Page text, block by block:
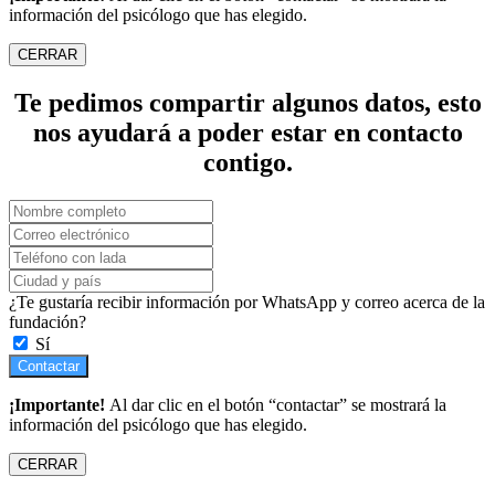
información del psicólogo que has elegido.
CERRAR
Te pedimos compartir algunos datos, esto
nos ayudará a poder estar en contacto
contigo.
¿Te gustaría recibir información por WhatsApp y correo acerca de la
fundación?
Sí
Contactar
¡Importante! Al dar clic en el botón “contactar” se mostrará la
información del psicólogo que has elegido.
CERRAR